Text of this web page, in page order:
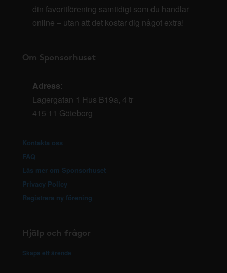
din favoritförening samtidigt som du handlar
online – utan att det kostar dig något extra!
Om Sponsorhuset
Adress:
Lagergatan 1 Hus B19a, 4 tr
415 11 Göteborg
Kontakta oss
FAQ
Läs mer om Sponsorhuset
Privacy Policy
Registrera ny förening
Hjälp och frågor
Skapa ett ärende